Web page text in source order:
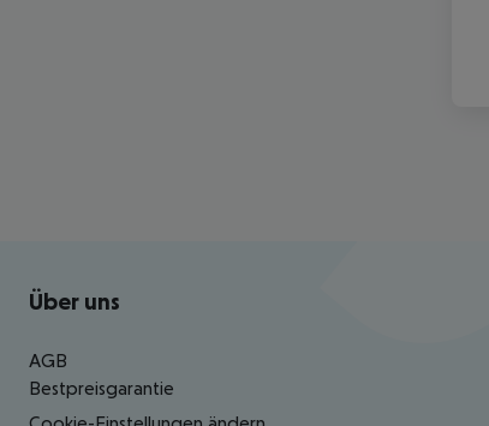
Footer navigation
Über uns
AGB
Bestpreisgarantie